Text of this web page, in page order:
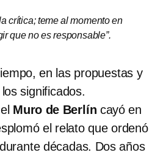
crítica; teme al momento en
que no es responsable”.
en las propuestas y
significados.
Muro de Berlín cayó en
el relato que ordenó
décadas. Dos años